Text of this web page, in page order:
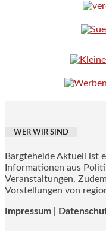
WER WIR SIND
Bargteheide Aktuell ist
Informationen aus
Veranstaltungen.
Vorstellungen von
Impressum